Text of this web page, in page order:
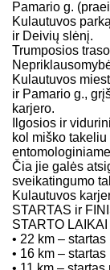
Pamario g.
Kulautuvos
ir Deivių slėnį.
Trumposios
Kulautuvos
ir Pamario g.,
karjero.
Ilgosios ir
kol miško
Čia jie galės
sveikatingumo
Kulautuvos
STARTAS ir
STARTO
• 22 km –
• 16 km –